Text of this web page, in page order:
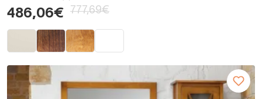
486,06€ 777,69€